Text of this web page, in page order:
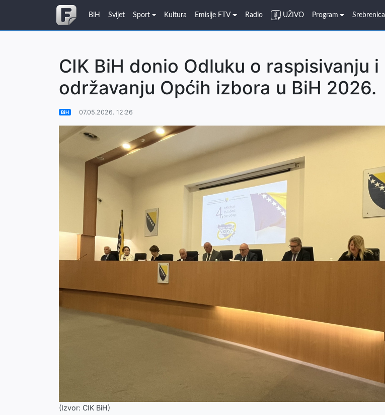
BiH Svijet Sport Kultura Emisije FTV Radio UŽIVO Program Srebrenica
CIK BiH donio Odluku o raspisivanju i
održavanju Općih izbora u BiH 2026.
BiH 07.05.2026. 12:26
(Izvor: CIK BiH)